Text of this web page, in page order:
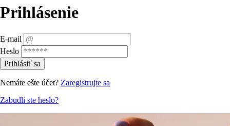
Prihlásenie
E-mail
Heslo
Prihlásiť sa
Nemáte ešte účet? Zaregistrujte sa
Zabudli ste heslo?